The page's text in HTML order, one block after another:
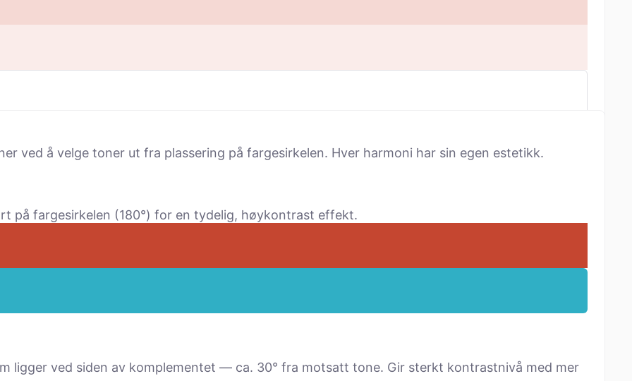
ved å velge toner ut fra plassering på fargesirkelen. Hver harmoni har sin egen estetikk.
på fargesirkelen (180°) for en tydelig, høy­kontrast effekt.
ligger ved siden av komple­mentet — ca. 30° fra motsatt tone. Gir sterkt kontrastnivå med mer